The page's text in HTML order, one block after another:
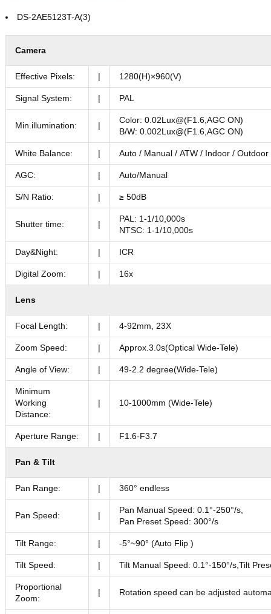
DS-2AE5123T-A(3)
Camera
Effective Pixels: | 1280(H)×960(V)
Signal System: | PAL
Min.illumination: |
Color: 0.02Lux@(F1.6,AGC ON)
B/W: 0.002Lux@(F1.6,AGC ON)
White Balance: | Auto / Manual / ATW / Indoor / Outdoor
AGC: | Auto/Manual
S/N Ratio: | ≥ 50dB
Shutter time: |
PAL: 1-1/10,000s
NTSC: 1-1/10,000s
Day&Night: | ICR
Digital Zoom: | 16x
Lens
Focal Length: | 4-92mm, 23X
Zoom Speed: | Approx.3.0s(Optical Wide-Tele)
Angle of View: | 49-2.2 degree(Wide-Tele)
Minimum
Working
Distance:
| 10-1000mm (Wide-Tele)
Aperture Range: | F1.6-F3.7
Pan & Tilt
Pan Range: | 360° endless
Pan Speed: |
Pan Manual Speed: 0.1°-250°/s,
Pan Preset Speed: 300°/s
Tilt Range: | -5°~90° (Auto Flip )
Tilt Speed: | Tilt Manual Speed: 0.1°-150°/s,Tilt
Proportional
Zoom:
| Rotation speed can be adjusted